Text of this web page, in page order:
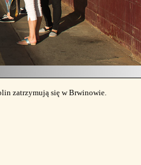
zatrzymują się w Brwinowie.